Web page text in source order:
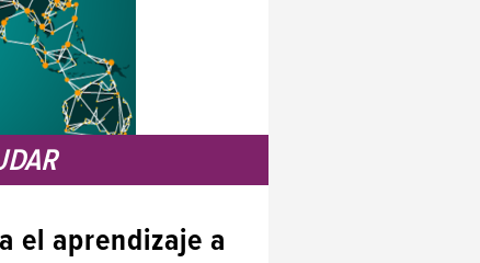
el aprendizaje a